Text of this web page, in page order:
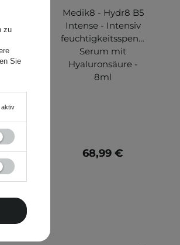
-
Medik8 - Hydr8 B5
Intense - Intensiv
feuchtigkeitsspendendes
Serum mit
Hyaluronsäure -
8ml
68,99 €
zu
Sie
aktiv